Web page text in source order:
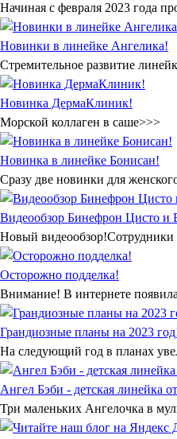
Начиная с февраля 2023 года
Новинки в линейке Ангелика!
Стремительное развитие
Новинка ДермаКлиник!
Морской коллаген в саше>>>
Новинка в линейке Бонисан!
Сразу две новинки для
Видеообзор Бинефрон Цисто
Новый
Осторожно подделка!
Внимание! В интернете
Грандиозные планы на 2023
На следующий год в планах
Ангел Бэби - детская линейка
Три маленьких Ангелочка в